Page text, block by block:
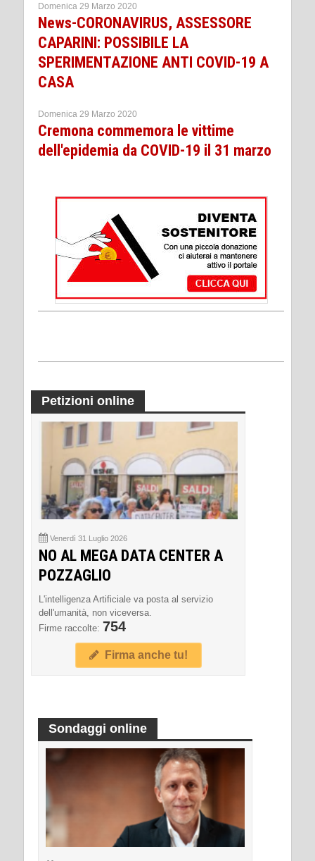
Domenica 29 Marzo 2020
News-CORONAVIRUS, ASSESSORE
CAPARINI: POSSIBILE LA
SPERIMENTAZIONE ANTI COVID-19 A
CASA
Domenica 29 Marzo 2020
Cremona commemora le vittime
dell'epidemia da COVID-19 il 31 marzo
Petizioni online
Venerdì 31 Luglio 2026
NO AL MEGA DATA CENTER A
POZZAGLIO
L'intelligenza Artificiale va posta al servizio
dell'umanità, non viceversa.
Firme raccolte: 754
Firma anche tu!
Sondaggi online